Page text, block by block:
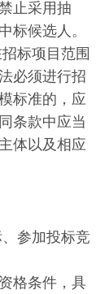
止采用抽
标候选人。
标项目范围
必须进行招
标准的，应
条款中应当
体以及相应
参加投标竞
格条件，具